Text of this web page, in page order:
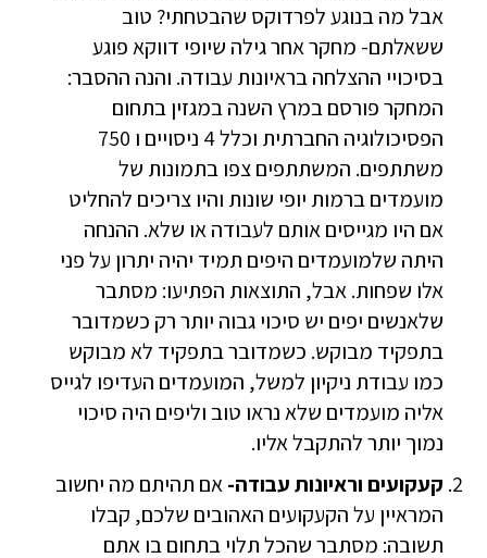
אבל מה בנוגע לפרדוקס שהבטחתי? טוב
ששאלתם- מחקר אחר גילה שיופי דווקא פוגע
בסיכויי ההצלחה בראיונות עבודה. והנה ההסבר:
המחקר פורסם במרץ השנה במגזין בתחום
הפסיכולוגיה החברתית וכלל 4 ניסויים ו 750
משתתפים. המשתתפים צפו בתמונות של
מועמדים ברמות יופי שונות והיו צריכים להחליט
אם היו מגייסים אותם לעבודה או שלא. ההנחה
היתה שלמועמדים היפים תמיד יהיה יתרון על פני
אלו שפחות. אבל, התוצאות הפתיעו: מסתבר
שלאנשים יפים יש סיכוי גבוה יותר רק כשמדובר
בתפקיד מבוקש. כשמדובר בתפקיד לא מבוקש
כמו עבודת ניקיון למשל, המועמדים העדיפו לגייס
אליה מועמדים שלא נראו טוב וליפים היה סיכוי
נמוך יותר להתקבל אליו.
קעקועים וראיונות עבודה-אם תהיתם מה יחשוב
המראיין על הקעקועים האהובים שלכם, קבלו
תשובה: מסתבר שהכל תלוי בתחום בו אתם